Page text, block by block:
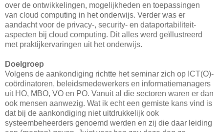
over de ontwikkelingen, mogelijkheden en toepassingen
van cloud computing in het onderwijs. Verder was er
aandacht voor de privacy-, security- en dataportabiliteit-
aspecten bij cloud computing. Dit alles werd geïllustreerd
met praktijkervaringen uit het onderwijs.
Doelgroep
Volgens de aankondiging richtte het seminar zich op ICT(O)-
coördinatoren, beleidsmedewerkers en informatiemanagers
uit HO, MBO, VO en PO. Vanuit al die sectoren waren er dan
ook mensen aanwezig. Wat ik echt een gemiste kans vind is
dat bij de aankondiging niet uitdrukkelijk ook
systeembeheerders genoemd werden en zij die daar leiding